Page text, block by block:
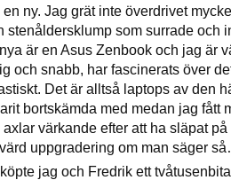
en ny. Jag grät inte överdrivet
stenåldersklump som surrade och
är en Asus Zenbook och jag är
och snabb, har fascinerats över
Det är alltså laptops av den
bortskämda med medan jag fått
axlar värkande efter att ha släpat
uppgradering om man säger
köpte jag och Fredrik ett